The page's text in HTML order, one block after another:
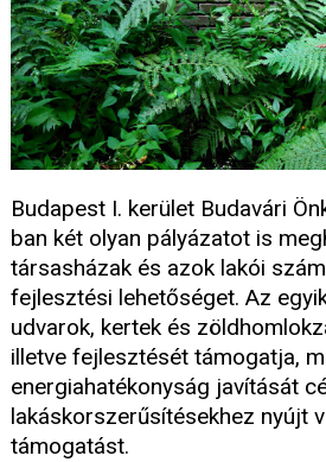
Budapest I. kerület Budavári
ban két olyan pályázatot is
társasházak és azok lakói
fejlesztési lehetőséget. Az
udvarok, kertek és
illetve fejlesztését támogatja,
energiahatékonyság javítását
lakáskorszerűsítésekhez nyújt
támogatást.